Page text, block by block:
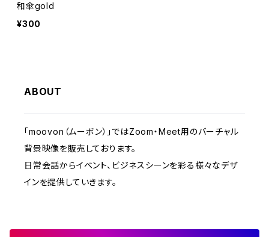
和傘gold
¥300
ABOUT
「moovon（ムーボン）」ではZoom・Meet用のバーチャル
背景映像を販売しております。
日常会話からイベント、ビジネスシーンを彩る様々なデザ
インを提供していきます。